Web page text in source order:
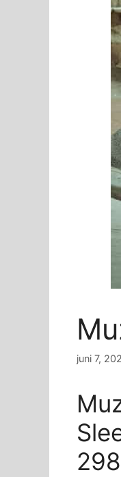
juni 7,